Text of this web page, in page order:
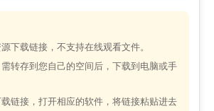
下载链接，不支持在线观看文件。
转存到您自己的空间后，下载到电脑或手
链接，打开相应的软件，将链接粘贴进去